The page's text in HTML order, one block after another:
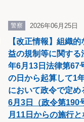
警察 2026年06月25日
【改正情報】組織
益の規制等に関す
年6月13日法律第
の日から起算して1
において政令で定め
6月3日（政令第190
月11日からの施行